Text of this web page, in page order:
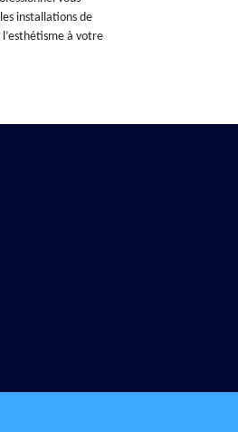
installations de
à votre